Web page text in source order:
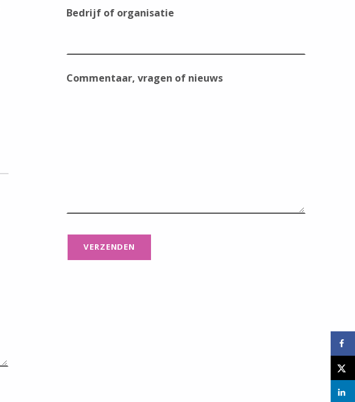
Bedrijf of organisatie
Commentaar, vragen of nieuws